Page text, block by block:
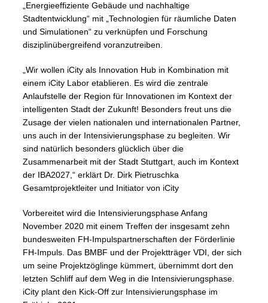
„Energieeffiziente Gebäude und nachhaltige
Stadtentwicklung“ mit „Technologien für räumliche Daten
und Simulationen“ zu verknüpfen und Forschung
disziplinübergreifend voranzutreiben.
„Wir wollen iCity als Innovation Hub in Kombination mit
einem iCity Labor etablieren. Es wird die zentrale
Anlaufstelle der Region für Innovationen im Kontext der
intelligenten Stadt der Zukunft! Besonders freut uns die
Zusage der vielen nationalen und internationalen Partner,
uns auch in der Intensivierungsphase zu begleiten. Wir
sind natürlich besonders glücklich über die
Zusammenarbeit mit der Stadt Stuttgart, auch im Kontext
der IBA2027,“ erklärt Dr. Dirk Pietruschka
Gesamtprojektleiter und Initiator von iCity
Vorbereitet wird die Intensivierungsphase Anfang
November 2020 mit einem Treffen der insgesamt zehn
bundesweiten FH-Impulspartnerschaften der Förderlinie
FH-Impuls. Das BMBF und der Projektträger VDI, der sich
um seine Projektzöglinge kümmert, übernimmt dort den
letzten Schliff auf dem Weg in die Intensivierungsphase.
iCity plant den Kick-Off zur Intensivierungsphase im